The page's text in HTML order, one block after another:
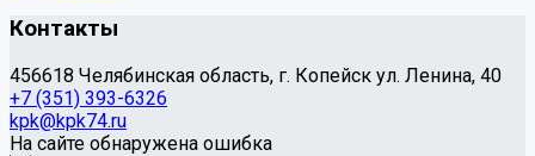
Контакты
456618 Челябинская область, г. Копейск ул. Ленина, 40
+7 (351) 393-6326
kpk@kpk74.ru
На сайте обнаружена ошибка